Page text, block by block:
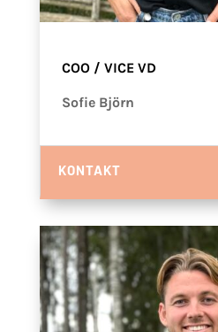
COO / VICE VD
Sofie Björn
KONTAKT